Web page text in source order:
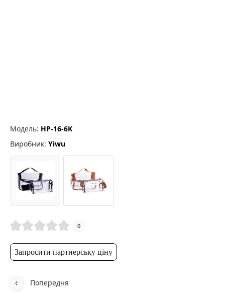
Модель: HP-16-6K
Виробник: Yiwu
0
Запросити партнерську ціну
Попередня